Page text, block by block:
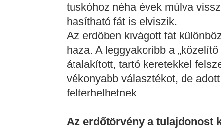
tuskóhoz néha évek múlva
hasítható fát is elviszik.
Az erdőben kivágott fát
haza. A leggyakoribb a
átalakított, tartó keretekkel
vékonyabb választékot, de
felterhelhetnek.
Az erdőtörvény a tulajdonost